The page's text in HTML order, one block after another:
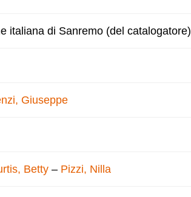
italiana di Sanremo (del catalogatore)
Giuseppe
Betty – Pizzi, Nilla